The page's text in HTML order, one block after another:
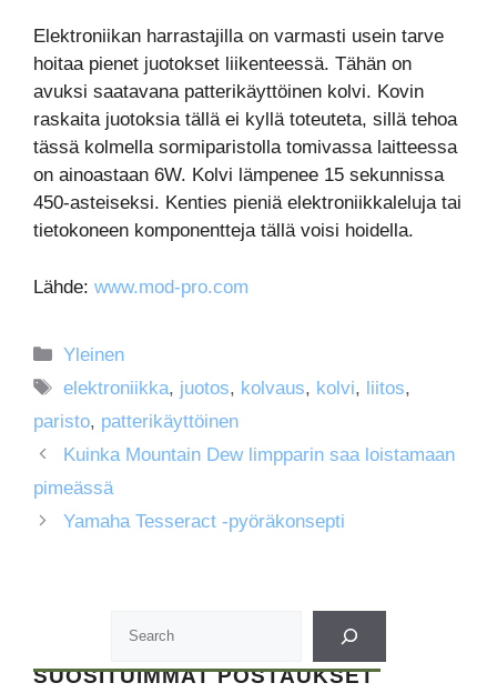
Elektroniikan harrastajilla on varmasti usein tarve
hoitaa pienet juotokset liikenteessä. Tähän on
avuksi saatavana patterikäyttöinen kolvi. Kovin
raskaita juotoksia tällä ei kyllä toteuteta, sillä tehoa
tässä kolmella sormiparistolla tomivassa laitteessa
on ainoastaan 6W. Kolvi lämpenee 15 sekunnissa
450-asteiseksi. Kenties pieniä elektroniikkaleluja tai
tietokoneen komponentteja tällä voisi hoidella.
Lähde: www.mod-pro.com
Kategoriat
Yleinen
Avainsanat
elektroniikka, juotos, kolvaus, kolvi, liitos,
paristo, patterikäyttöinen
Kuinka Mountain Dew limpparin saa loistamaan
pimeässä
Yamaha Tesseract -pyöräkonsepti
SUOSITUIMMAT POSTAUKSET